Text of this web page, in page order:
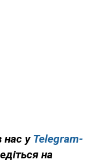
нас у Telegram-
на